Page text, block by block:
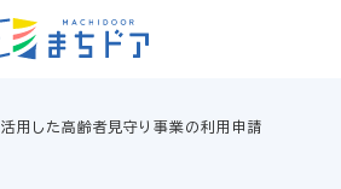
用した高齢者見守り事業の利用申請